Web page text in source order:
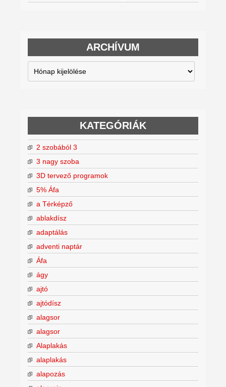
ARCHÍVUM
Archívum
KATEGÓRIÁK
2 szobából 3
3 nagy szoba
3D tervező programok
5% Áfa
a Térképző
ablakdísz
adaptálás
adventi naptár
Áfa
ágy
ajtó
ajtódísz
alagsor
alagsor
Alaplakás
alaplakás
alapozás